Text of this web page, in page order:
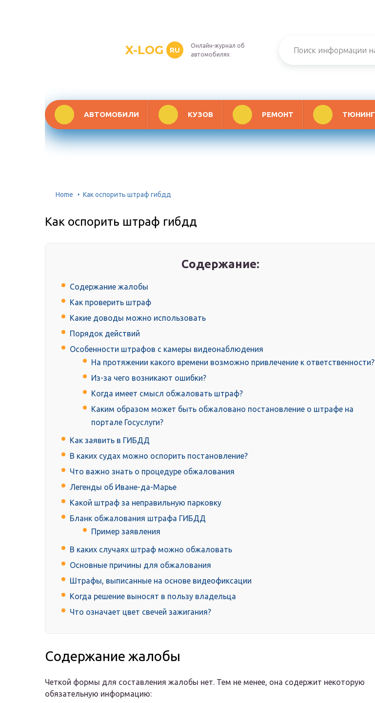
X-LOG RU
Онлайн-журнал об
автомобилях
АВТОМОБИЛИ КУЗОВ РЕМОНТ ТЮНИНГ
Home Как оспорить штраф гибдд
Как оспорить штраф гибдд
Содержание:
Содержание жалобы
Как проверить штраф
Какие доводы можно использовать
Порядок действий
Особенности штрафов с камеры видеонаблюдения
На протяжении какого времени возможно привлечение к ответственности?
Из-за чего возникают ошибки?
Когда имеет смысл обжаловать штраф?
Каким образом может быть обжаловано постановление о штрафе на
портале Госуслуги?
Как заявить в ГИБДД
В каких судах можно оспорить постановление?
Что важно знать о процедуре обжалования
Легенды об Иване-да-Марье
Какой штраф за неправильную парковку
Бланк обжалования штрафа ГИБДД
Пример заявления
В каких случаях штраф можно обжаловать
Основные причины для обжалования
Штрафы, выписанные на основе видеофиксации
Когда решение выносят в пользу владельца
Что означает цвет свечей зажигания?
Содержание жалобы
Четкой формы для составления жалобы нет. Тем не менее, она содержит некоторую
обязательную информацию: